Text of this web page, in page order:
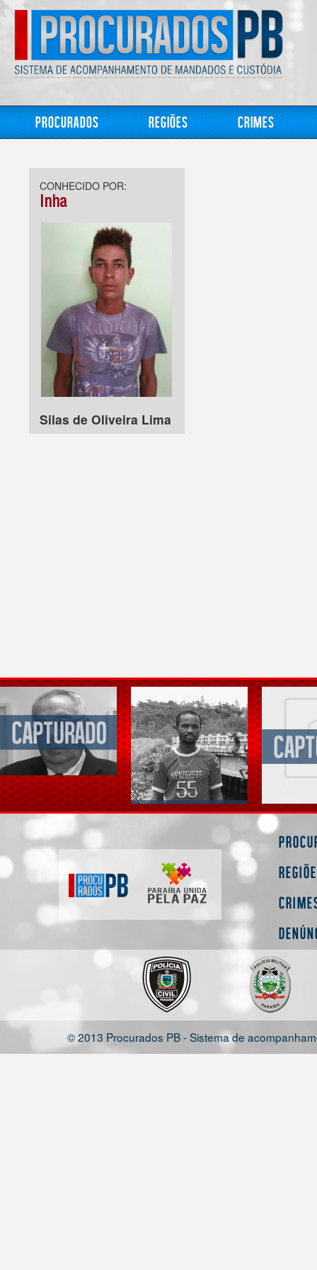
Procurados Regiões Crimes
CONHECIDO POR:
Inha
Silas de Oliveira Lima
© 2013 Procurados PB - Sistema de